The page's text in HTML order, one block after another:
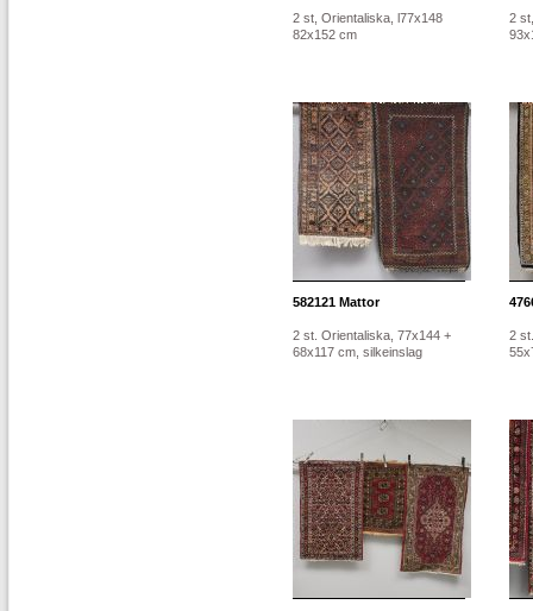
2 st, Orientaliska, l77x148
82x152 cm
2
582121 Mattor
2 st. Orientaliska, 77x144 +
68x117 cm, silkeinslag
2